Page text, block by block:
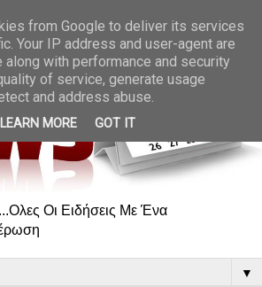
Οι Ειδήσεις Με Ένα
▼
from Google to deliver its services
Your IP address and user-agent are
along with performance and security
of service, generate usage
and address abuse.
LEARN MORE GOT IT